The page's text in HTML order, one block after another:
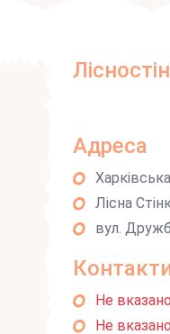
Адреса
Лісна
вул.
Не вказано
Не вказано